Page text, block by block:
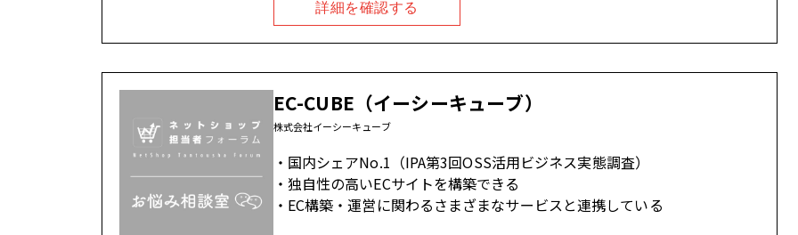
詳細を確認する
EC-CUBE（イーシーキューブ）
株式会社イーシーキューブ
国内シェアNo.1（IPA第3回OSS活用ビジネス実態調査）
独自性の高いECサイトを構築できる
EC構築・運営に関わるさまざまなサービスと連携している